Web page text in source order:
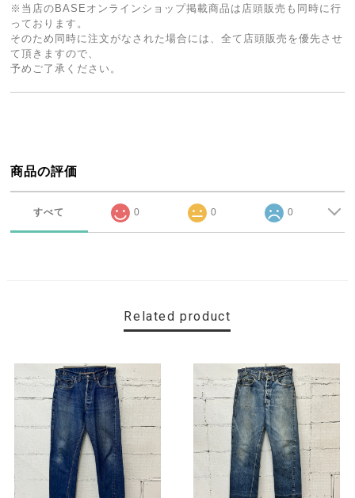
※当店のBASEオンラインショップ掲載商品は店頭販売も同時に行
っております。
そのため同時に注文がなされた場合には、全て店頭販売を優先させ
て頂きますので、
予めご了承ください。
商品の評価
すべて 0 0 0
Related product